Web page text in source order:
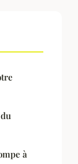
à